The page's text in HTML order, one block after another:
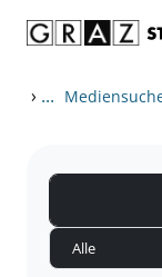
› ...